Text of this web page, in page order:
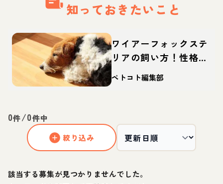
知っておきたいこと
ワイアーフォックステ
リアの飼い方！性格や
寿命、しつけなどを解
ペトコト編集部
0件/0件中
絞り込み
該当する募集が見つかりませんでした。